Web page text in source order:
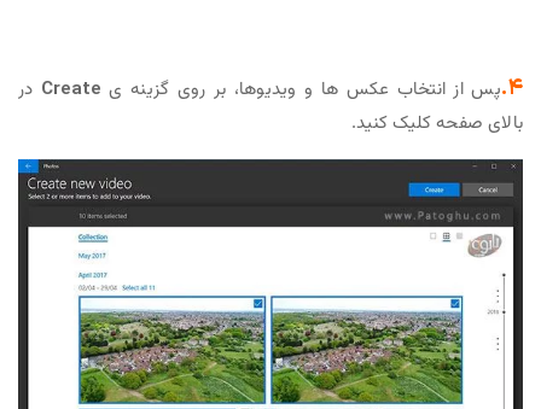
۴. پس از انتخاب عکس ها و ویدیوها، بر روی گزینه ی Create در
بالای صفحه کلیک کنید.